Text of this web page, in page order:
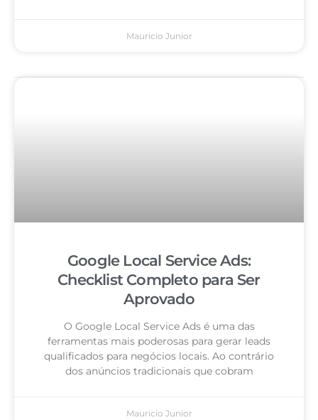
Mauricio Junior
Google Local Service Ads:
Checklist Completo para Ser
Aprovado
O Google Local Service Ads é uma das
ferramentas mais poderosas para gerar leads
qualificados para negócios locais. Ao contrário
dos anúncios tradicionais que cobram
Mauricio Junior